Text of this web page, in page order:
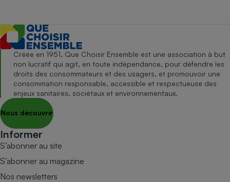
Créée en 1951, Que Choisir Ensemble est une association à but
non lucratif qui agit, en toute indépendance, pour défendre les
droits des consommateurs et des usagers, et promouvoir une
consommation responsable, accessible et respectueuse des
enjeux sanitaires, sociétaux et environnementaux.
Nous découvrir
Informer
S’abonner au site
S’abonner au magazine
Nos newsletters